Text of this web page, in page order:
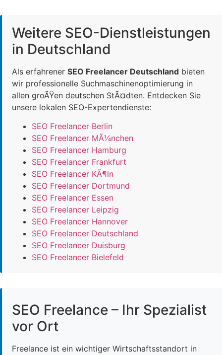
Weitere SEO-Dienstleistungen
in Deutschland
Als erfahrener SEO Freelancer Deutschland bieten
wir professionelle Suchmaschinenoptimierung in
allen groÃŸen deutschen StÃ¤dten. Entdecken Sie
unsere lokalen SEO-Expertendienste:
SEO Freelancer Berlin
SEO Freelancer MÃ¼nchen
SEO Freelancer Hamburg
SEO Freelancer Frankfurt
SEO Freelancer KÃ¶ln
SEO Freelancer Dortmund
SEO Freelancer Essen
SEO Freelancer Leipzig
SEO Freelancer Hannover
SEO Freelancer Deutschland
SEO Freelancer Duisburg
SEO Freelancer Bielefeld
SEO Freelance – Ihr Spezialist
vor Ort
Freelance ist ein wichtiger Wirtschaftsstandort in